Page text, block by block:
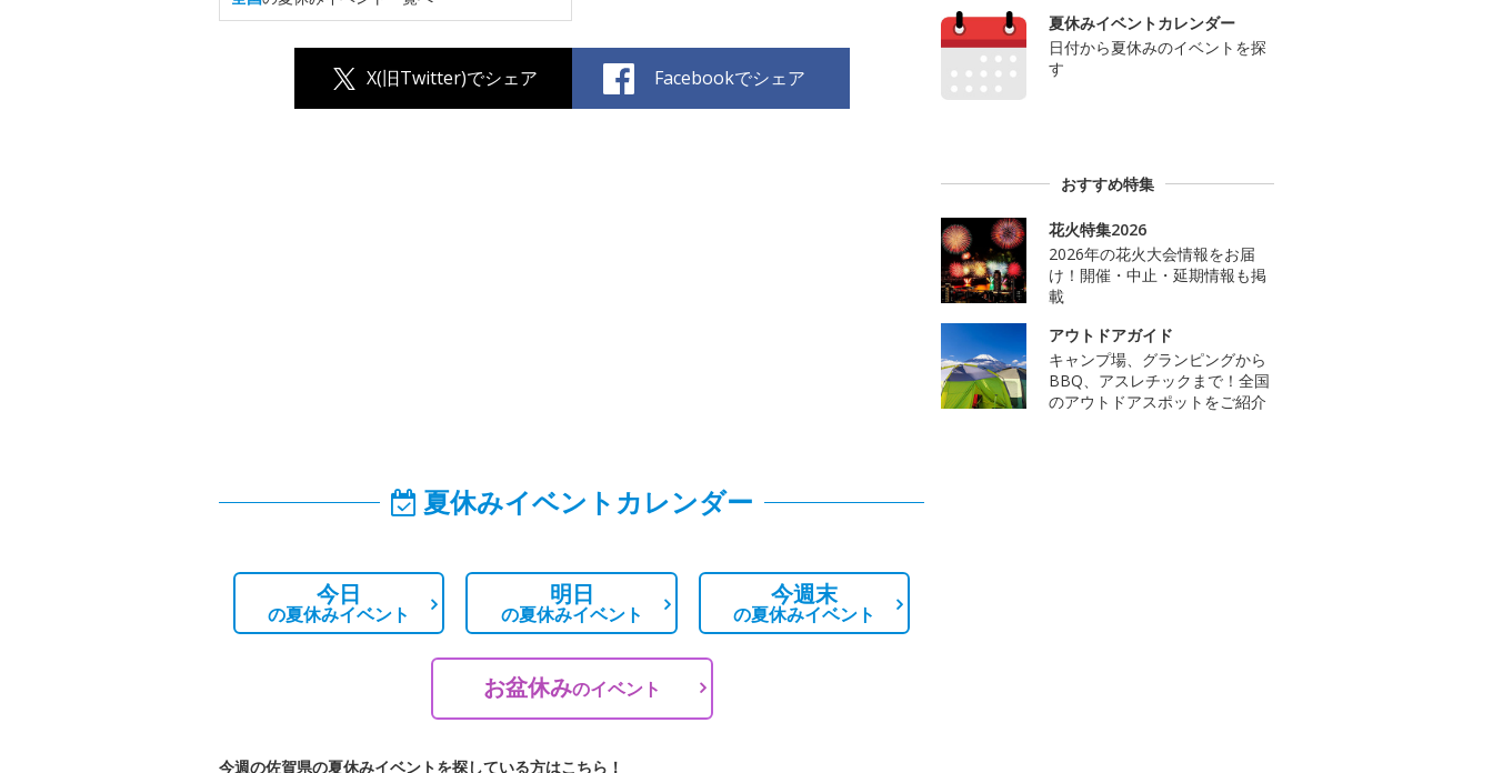
X(旧Twitter)でシェア Facebookでシェア
夏休みイベントカレンダー
今日
の夏休みイベント
明日
の夏休みイベント
今週末
の夏休みイベント
お盆休みのイベント
今週の佐賀県の夏休みイベントを探している方はこちら！
夏休みイベントカレンダー
日付から夏休みのイベントを探
す
おすすめ特集
花火特集2026
2026年の花火大会情報をお届
け！開催・中止・延期情報も掲
載
アウトドアガイド
キャンプ場、グランピングから
BBQ、アスレチックまで！全国
のアウトドアスポットをご紹介